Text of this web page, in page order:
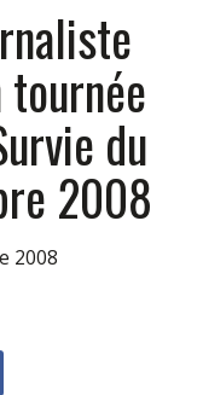
du
2008
2008